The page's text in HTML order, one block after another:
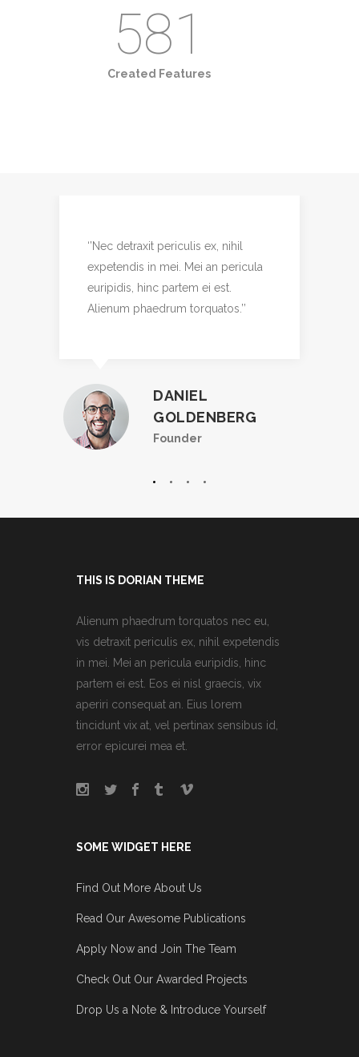
657
Created Features
‘’Nec detraxit periculis ex, nihil
expetendis in mei. Mei an pericula
euripidis, hinc partem ei est.
Alienum phaedrum torquatos.’’
DANIEL
GOLDENBERG
Founder
THIS IS DORIAN THEME
Alienum phaedrum torquatos nec eu,
vis detraxit periculis ex, nihil expetendis
in mei. Mei an pericula euripidis, hinc
partem ei est. Eos ei nisl graecis, vix
aperiri consequat an. Eius lorem
tincidunt vix at, vel pertinax sensibus id,
error epicurei mea et.
SOME WIDGET HERE
Find Out More About Us
Read Our Awesome Publications
Apply Now and Join The Team
Check Out Our Awarded Projects
Drop Us a Note & Introduce Yourself